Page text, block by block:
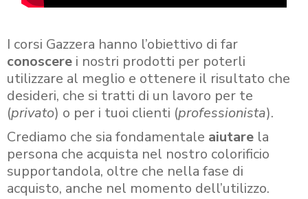
I corsi Gazzera hanno l’obiettivo di far
conoscere i nostri prodotti per poterli
utilizzare al meglio e ottenere il risultato che
desideri, che si tratti di un lavoro per te
(privato) o per i tuoi clienti (professionista).
Crediamo che sia fondamentale aiutare la
persona che acquista nel nostro colorificio
supportandola, oltre che nella fase di
acquisto, anche nel momento dell’utilizzo.